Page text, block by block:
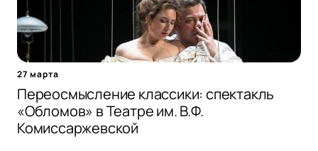
27 марта
Переосмысление классики: спектакль
«Обломов» в Театре им. В.Ф.
Комиссаржевской